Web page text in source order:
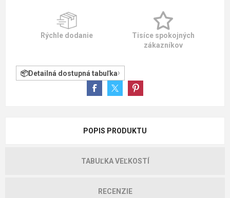
Rýchle dodanie
Tisíce spokojných
zákazníkov
Detailná dostupná tabuľka
POPIS PRODUKTU
TABUĽKA VEĽKOSTÍ
RECENZIE